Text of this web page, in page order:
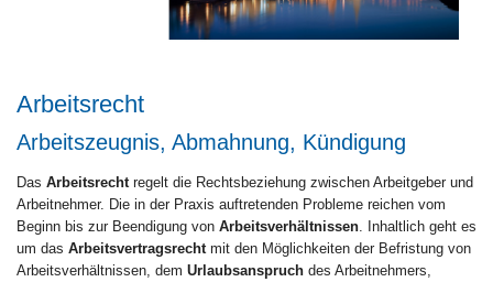
Arbeitsrecht
Arbeitszeugnis, Abmahnung, Kündigung
Das Arbeitsrecht regelt die Rechtsbeziehung zwischen Arbeitgeber und
Arbeitnehmer. Die in der Praxis auftretenden Probleme reichen vom
Beginn bis zur Beendigung von Arbeitsverhältnissen . Inhaltlich geht es
um das Arbeitsvertragsrecht mit den Möglichkeiten der Befristung von
Arbeitsverhältnissen, dem Urlaubsanspruch des Arbeitnehmers,